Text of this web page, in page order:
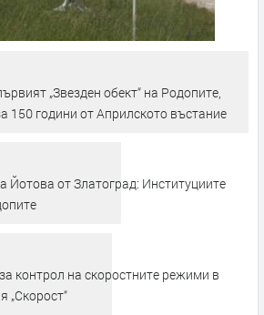
„Звезден обект“ на Родопите,
150 години от Априлското въстание
Йотова от Златоград: Институциите
контрол на скоростните режими в
„Скорост“